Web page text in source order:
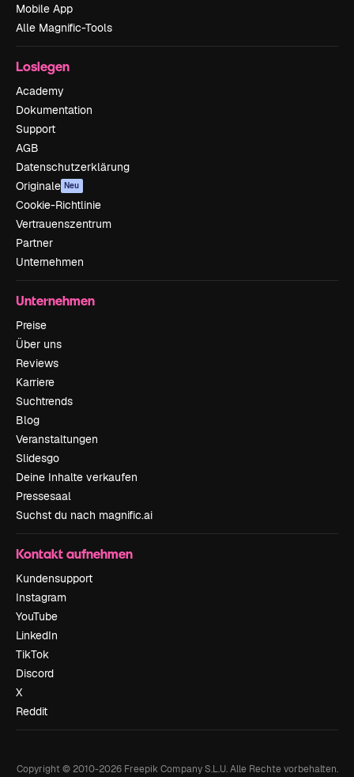
Mobile App
Alle Magnific-Tools
Loslegen
Academy
Dokumentation
Support
AGB
Datenschutzerklärung
Originale Neu
Cookie-Richtlinie
Vertrauenszentrum
Partner
Unternehmen
Unternehmen
Preise
Über uns
Reviews
Karriere
Suchtrends
Blog
Veranstaltungen
Slidesgo
Deine Inhalte verkaufen
Pressesaal
Suchst du nach magnific.ai
Kontakt aufnehmen
Kundensupport
Instagram
YouTube
LinkedIn
TikTok
Discord
X
Reddit
Copyright © 2010-2026Freepik Company S.L.U. Alle Rechte vorbehalten.